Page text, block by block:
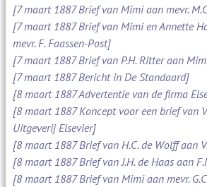
[7 maart 1887 Brief van Mimi aan mevr.
[7 maart 1887 Brief van Mimi en Annette
mevr. F. Faassen-Post]
[7 maart 1887 Brief van P.H. Ritter aan
[7 maart 1887 Bericht in De Standaard]
[8 maart 1887 Advertentie van de firma
[8 maart 1887 Koncept voor een brief van
Uitgeverij Elsevier]
[8 maart 1887 Brief van H.C. de Wolff aan
[8 maart 1887 Brief van J.H. de Haas aan
[8 maart 1887 Brief van Mimi aan mevr.